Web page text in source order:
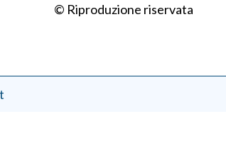
© Riproduzione riservata